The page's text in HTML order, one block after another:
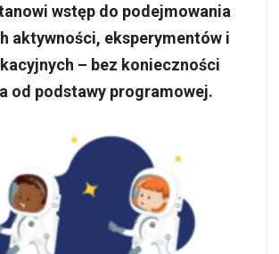
wstęp do podejmowania
aktywności, eksperymentów i
– bez konieczności
od podstawy programowej.